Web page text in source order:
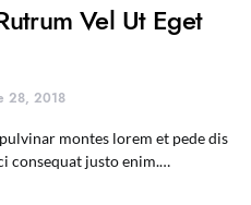
Vel Ut Eget
28, 2018
montes lorem et pede dis
consequat justo enim.…